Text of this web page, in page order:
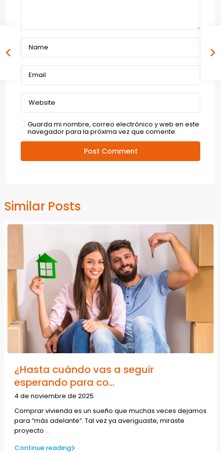
Guarda mi nombre, correo electrónico y web en este
navegador para la próxima vez que comente.
Similar Posts
¿Hasta cuándo vas a seguir
esperando para co...
4 de noviembre de 2025
Comprar vivienda es un sueño que muchas veces dejamos
para “más adelante”. Tal vez ya averiguaste, miraste
proyecto ...
Continue reading